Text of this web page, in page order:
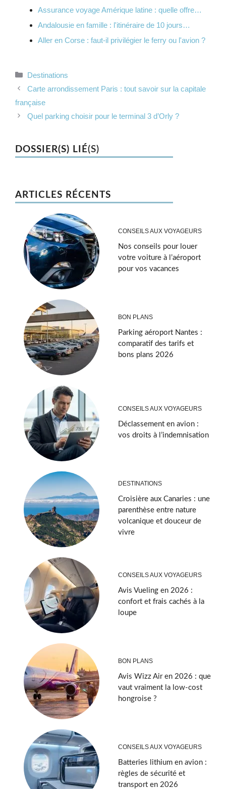
Assurance voyage Amérique latine : quelle offre…
Andalousie en famille : l'itinéraire de 10 jours…
Aller en Corse : faut-il privilégier le ferry ou l'avion ?
Catégories
Destinations
Carte arrondissement Paris : tout savoir sur la capitale
française
Quel parking choisir pour le terminal 3 d’Orly ?
DOSSIER(S) LIÉ(S)
ARTICLES RÉCENTS
CONSEILS AUX VOYAGEURS
Nos conseils pour louer
votre voiture à l’aéroport
pour vos vacances
BON PLANS
Parking aéroport Nantes :
comparatif des tarifs et
bons plans 2026
CONSEILS AUX VOYAGEURS
Déclassement en avion :
vos droits à l’indemnisation
DESTINATIONS
Croisière aux Canaries : une
parenthèse entre nature
volcanique et douceur de
vivre
CONSEILS AUX VOYAGEURS
Avis Vueling en 2026 :
confort et frais cachés à la
loupe
BON PLANS
Avis Wizz Air en 2026 : que
vaut vraiment la low-cost
hongroise ?
CONSEILS AUX VOYAGEURS
Batteries lithium en avion :
règles de sécurité et
transport en 2026